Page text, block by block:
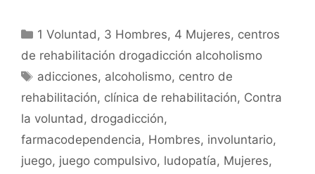
c
e
b
o
o
k
itt
er
ai
l
at
s
A
p
p
m
p
ar
tir
Categorías
1 Voluntad, 3 Hombres, 4 Mujeres, centros
de rehabilitación drogadicción alcoholismo
Etiquetas
adicciones, alcoholismo, centro de
rehabilitación, clínica de rehabilitación, Contra
la voluntad, drogadicción,
farmacodependencia, Hombres, involuntario,
juego, juego compulsivo, ludopatía, Mujeres,